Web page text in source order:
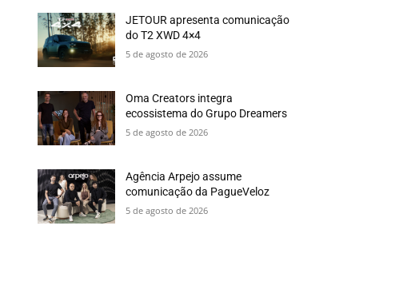
JETOUR apresenta comunicação
do T2 XWD 4×4
5 de agosto de 2026
Oma Creators integra
ecossistema do Grupo Dreamers
5 de agosto de 2026
Agência Arpejo assume
comunicação da PagueVeloz
5 de agosto de 2026